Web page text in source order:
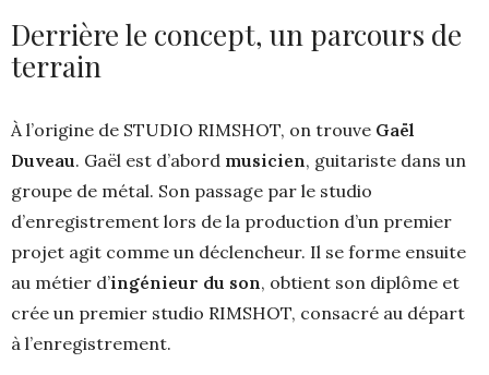
Derrière le concept, un parcours de
terrain
À l’origine de STUDIO RIMSHOT, on trouve Gaël
Duveau. Gaël est d’abord musicien, guitariste dans un
groupe de métal. Son passage par le studio
d’enregistrement lors de la production d’un premier
projet agit comme un déclencheur. Il se forme ensuite
au métier d’ingénieur du son, obtient son diplôme et
crée un premier studio RIMSHOT, consacré au départ
à l’enregistrement.